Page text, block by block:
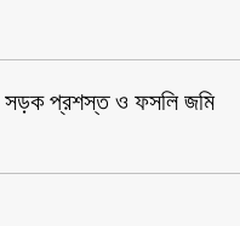
সড়ক প্রশস্ত ও ফসলি জমি